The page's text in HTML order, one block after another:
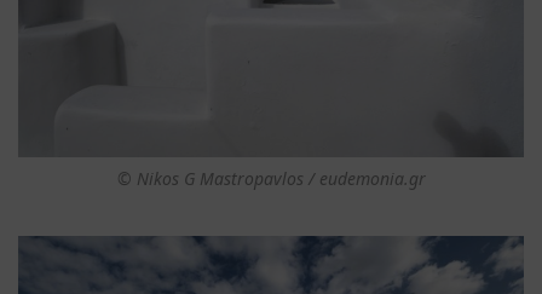
© Nikos G Mastropavlos / eudemonia.gr